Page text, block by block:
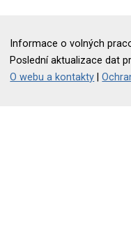
Informace o volných
Poslední aktualizace dat
O webu a kontakty |